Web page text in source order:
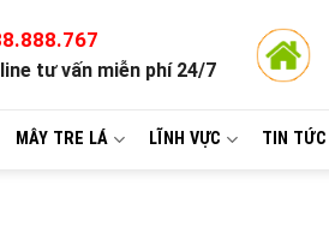
tư vấn miễn phí 24/7
MÂY TRE LÁ LĨNH VỰC TIN TỨC